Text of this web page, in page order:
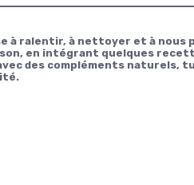
à ralentir, à nettoyer et à nous
en intégrant quelques
des compléments naturels,